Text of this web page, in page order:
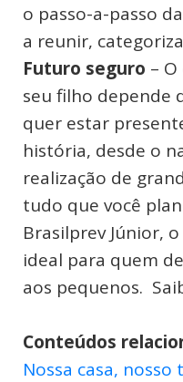
o passo-a-passo
a reunir,
Futuro seguro –
seu filho depende
quer estar
história, desde o
realização de
tudo que você
Brasilprev Júnior,
ideal para quem
aos pequenos.
Conteúdos
Nossa casa, nosso